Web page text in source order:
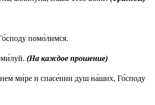
помо́лимся.
(На каждое прошение)
ми́ре и спасе́нии душ на́ших, Го́споду